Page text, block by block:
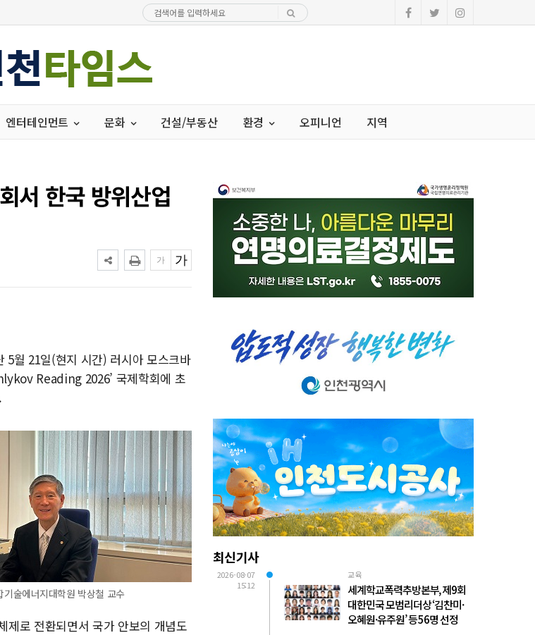
엔터테인먼트 문화 건설/부동산 환경 오피니언 지역
서 한국 방위산업
5월 21일(현지 시간) 러시아 모스크바
Reading 2026’ 국제학회에 초
술에너지대학원 박상철 교수
제로 전환되면서 국가 안보의 개념도
최신기사
2026-08-07
15:12
교육
세계학교폭력추방본부, 제9회
대한민국 모범리더상 ‘김찬미·
오혜원·유주원’ 등 56명 선정